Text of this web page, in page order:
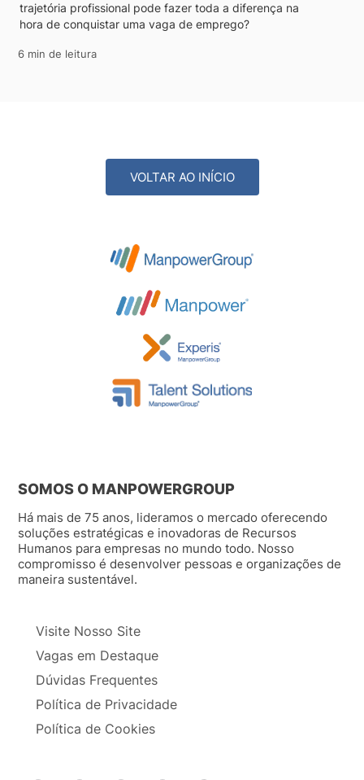
trajetória profissional pode fazer toda a diferença na
hora de conquistar uma vaga de emprego?
6 min de leitura
VOLTAR AO INÍCIO
SOMOS O MANPOWERGROUP
Há mais de 75 anos, lideramos o mercado oferecendo
soluções estratégicas e inovadoras de Recursos
Humanos para empresas no mundo todo. Nosso
compromisso é desenvolver pessoas e organizações de
maneira sustentável.
Visite Nosso Site
Vagas em Destaque
Dúvidas Frequentes
Política de Privacidade
Política de Cookies